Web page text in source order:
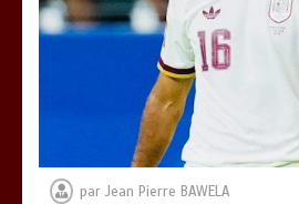
TOGO : Sauver la
indicateur de
0
4
par Jean Pierre BAWELA